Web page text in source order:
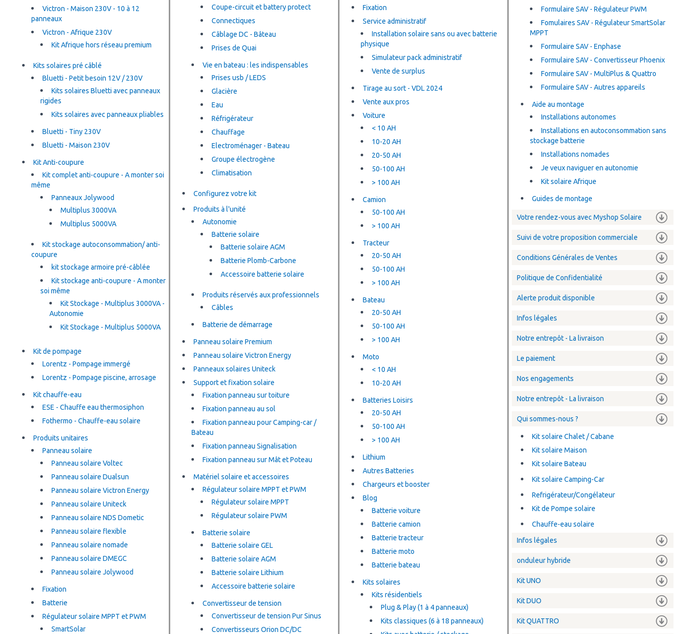
Victron - Maison 230V - 10 à 12
panneaux
Victron - Afrique 230V
Kit Afrique hors réseau premium
Kits solaires pré câblé
Bluetti - Petit besoin 12V / 230V
Kits solaires Bluetti avec panneaux
rigides
Kits solaires avec panneaux pliables
Bluetti - Tiny 230V
Bluetti - Maison 230V
Kit Anti-coupure
Kit complet anti-coupure - A monter soi
même
Panneaux Jolywood
Multiplus 3000VA
Multiplus 5000VA
Kit stockage autoconsommation/ anti-
coupure
kit stockage armoire pré-câblée
Kit stockage anti-coupure - A monter
soi même
Kit Stockage - Multiplus 3000VA -
Autonomie
Kit Stockage - Multiplus 5000VA
Kit de pompage
Lorentz - Pompage immergé
Lorentz - Pompage piscine, arrosage
Kit chauffe-eau
ESE - Chauffe eau thermosiphon
Fothermo - Chauffe-eau solaire
Produits unitaires
Panneau solaire
Panneau solaire Voltec
Panneau solaire Dualsun
Panneau solaire Victron Energy
Panneau solaire Uniteck
Panneau solaire NDS Dometic
Panneau solaire flexible
Panneau solaire nomade
Panneau solaire DMEGC
Panneau solaire Jolywood
Fixation
Batterie
Régulateur solaire MPPT et PWM
SmartSolar
Coupe-circuit et battery protect
Connectiques
Câblage DC - Bâteau
Prises de Quai
Vie en bateau : les indispensables
Prises usb / LEDS
Glacière
Eau
Réfrigérateur
Chauffage
Electroménager - Bateau
Groupe électrogène
Climatisation
Configurez votre kit
Produits à l'unité
Autonomie
Batterie solaire
Batterie solaire AGM
Batterie Plomb-Carbone
Accessoire batterie solaire
Produits réservés aux professionnels
Câbles
Batterie de démarrage
Panneau solaire Premium
Panneau solaire Victron Energy
Panneaux solaires Uniteck
Support et fixation solaire
Fixation panneau sur toiture
Fixation panneau au sol
Fixation panneau pour Camping-car /
Bateau
Fixation panneau Signalisation
Fixation panneau sur Mât et Poteau
Matériel solaire et accessoires
Régulateur solaire MPPT et PWM
Régulateur solaire MPPT
Régulateur solaire PWM
Batterie solaire
Batterie solaire GEL
Batterie solaire AGM
Batterie solaire Lithium
Accessoire batterie solaire
Convertisseur de tension
Convertisseur de tension Pur Sinus
Convertisseurs Orion DC/DC
Fixation
Service administratif
Installation solaire sans ou avec batterie
physique
Simulateur pack administratif
Vente de surplus
Tirage au sort - VDL 2024
Vente aux pros
Voiture
< 10 AH
10-20 AH
20-50 AH
50-100 AH
> 100 AH
Camion
50-100 AH
> 100 AH
Tracteur
20-50 AH
50-100 AH
> 100 AH
Bateau
20-50 AH
50-100 AH
> 100 AH
Moto
< 10 AH
10-20 AH
Batteries Loisirs
20-50 AH
50-100 AH
> 100 AH
Lithium
Autres Batteries
Chargeurs et booster
Blog
Batterie voiture
Batterie camion
Batterie tracteur
Batterie moto
Batterie bateau
Kits solaires
Kits résidentiels
Plug & Play (1 à 4 panneaux)
Kits classiques (6 à 18 panneaux)
Formulaire SAV - Régulateur PWM
Fomulaires SAV - Régulateur SmartSolar
MPPT
Formulaire SAV - Enphase
Formulaire SAV - Convertisseur Phoenix
Formulaire SAV - MultiPlus & Quattro
Formulaire SAV - Autres appareils
Aide au montage
Installations autonomes
Installations en autoconsommation sans
stockage batterie
Installations nomades
Je veux naviguer en autonomie
Kit solaire Afrique
Guides de montage
Votre rendez-vous avec Myshop Solaire
Suivi de votre proposition commerciale
Conditions Générales de Ventes
Politique de Confidentialité
Alerte produit disponible
Infos légales
Notre entrepôt - La livraison
Le paiement
Nos engagements
Notre entrepôt - La livraison
Qui sommes-nous ?
Kit solaire Chalet / Cabane
Kit solaire Maison
Kit solaire Bateau
Kit solaire Camping-Car
Refrigérateur/Congélateur
Kit de Pompe solaire
Chauffe-eau solaire
Infos légales
onduleur hybride
Kit UNO
Kit DUO
Kit QUATTRO